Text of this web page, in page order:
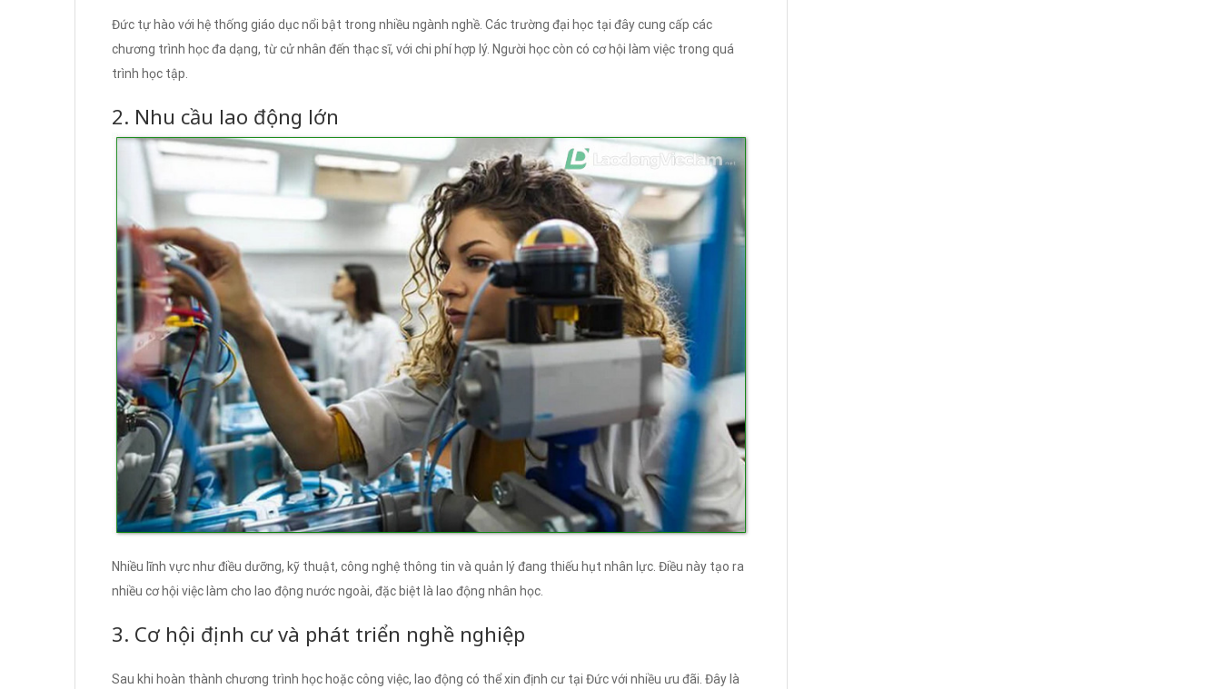
Đức tự hào với hệ thống giáo dục nổi bật trong nhiều ngành nghề. Các trường đại học tại đây cung cấp các
chương trình học đa dạng, từ cử nhân đến thạc sĩ, với chi phí hợp lý. Người học còn có cơ hội làm việc trong quá
trình học tập.
2. Nhu cầu lao động lớn
Nhiều lĩnh vực như điều dưỡng, kỹ thuật, công nghệ thông tin và quản lý đang thiếu hụt nhân lực. Điều này tạo ra
nhiều cơ hội việc làm cho lao động nước ngoài, đặc biệt là lao động nhân học.
3. Cơ hội định cư và phát triển nghề nghiệp
Sau khi hoàn thành chương trình học hoặc công việc, lao động có thể xin định cư tại Đức với nhiều ưu đãi. Đây là